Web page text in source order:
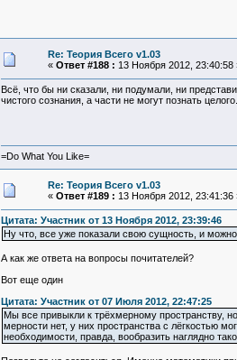
Re: Теория Всего v1.03
« Ответ #188 : 13 Ноября 2012, 23:40:58
Всё, что бы ни сказали, ни подумали, ни
чистого сознания, а части не могут познать целого.
=Do What You Like=
Re: Теория Всего v1.03
« Ответ #189 : 13 Ноября 2012, 23:41:36
Цитата: Участник от 13 Ноября 2012, 23:39:46
Ну что, все уже показали свою сущность, и
А как же ответа на вопросы почитателей?
Вот еще один
Цитата: Участник от 07 Июля 2012, 22:47:25
Мы все привыкли к трёхмерному пространству,
мерности нет, у них пространства с лёгкостью
необходимости, правда, вообразить наглядно